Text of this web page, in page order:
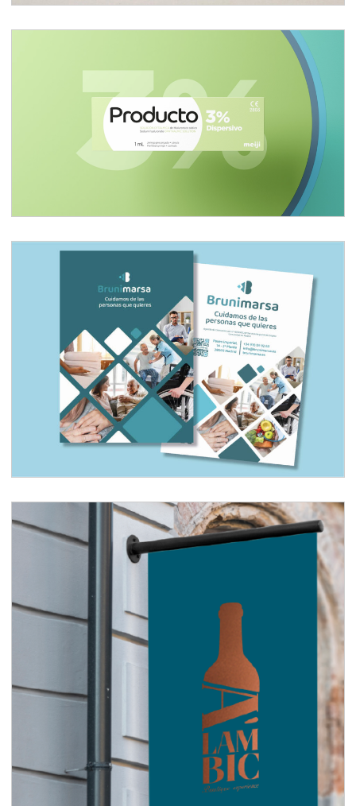
Branding producto oftálmico
Desarrollo de marca
Branding para enoteca